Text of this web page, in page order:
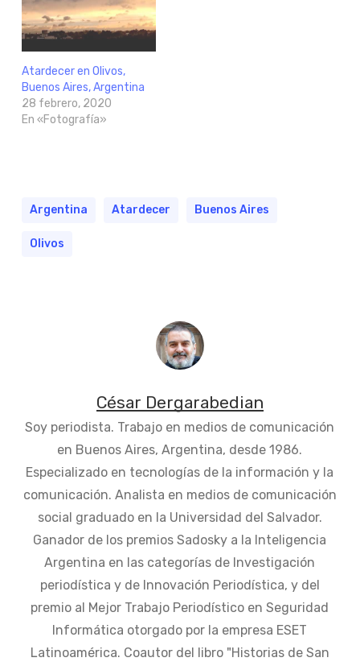
Atardecer en Olivos,
Buenos Aires, Argentina
28 febrero, 2020
En «Fotografía»
Argentina Atardecer Buenos Aires
Olivos
César Dergarabedian
Soy periodista. Trabajo en medios de comunicación
en Buenos Aires, Argentina, desde 1986.
Especializado en tecnologías de la información y la
comunicación. Analista en medios de comunicación
social graduado en la Universidad del Salvador.
Ganador de los premios Sadosky a la Inteligencia
Argentina en las categorías de Investigación
periodística y de Innovación Periodística, y del
premio al Mejor Trabajo Periodístico en Seguridad
Informática otorgado por la empresa ESET
Latinoamérica. Coautor del libro "Historias de San